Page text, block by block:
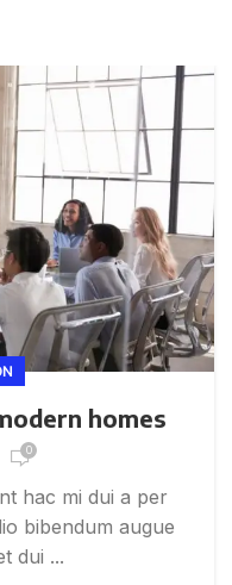
homes
0
hac mi dui a per
bibendum augue
dui ...